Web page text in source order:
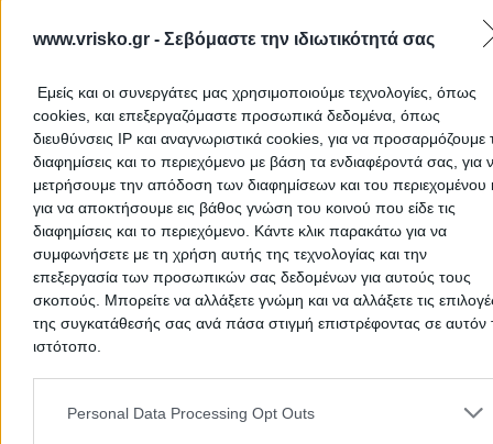
www.vrisko.gr - Σεβόμαστε την ιδιωτικότητά σας
Εμείς και οι συνεργάτες μας χρησιμοποιούμε τεχνολογίες, όπως
cookies, και επεξεργαζόμαστε προσωπικά δεδομένα, όπως
διευθύνσεις IP και αναγνωριστικά cookies, για να προσαρμόζουμε
διαφημίσεις και το περιεχόμενο με βάση τα ενδιαφέροντά σας, για
μετρήσουμε την απόδοση των διαφημίσεων και του περιεχομένου
για να αποκτήσουμε εις βάθος γνώση του κοινού που είδε τις
διαφημίσεις και το περιεχόμενο. Κάντε κλικ παρακάτω για να
συμφωνήσετε με τη χρήση αυτής της τεχνολογίας και την
επεξεργασία των προσωπικών σας δεδομένων για αυτούς τους
σκοπούς. Μπορείτε να αλλάξετε γνώμη και να αλλάξετε τις
της συγκατάθεσής σας ανά πάσα στιγμή επιστρέφοντας σε αυτόν
ιστότοπο.
Please note that this website/app uses one or more Google
and may gather and store information including but not limited to
Personal Data Processing Opt Outs
παράδοσης και η γρήγορη εξυπηρέτηση, είναι κάποια από τα
κριτήρια για την επιλογή του κατάλληλου για σένα.
Γεωπόνοι Αχαΐας
Γεωπόνοι
Αρχική > Νομός ΑΧΑΪΑΣ > Καλάβρυτα > Γεωργία > Γεωπόνοι
Δημοφιλείς Αναζητήσεις
Μετακομίσεις & Μεταφορές Κλειδιά & Κλειδαριές
Υδραυλικοί - Υδραυλικές Εγκαταστάσεις